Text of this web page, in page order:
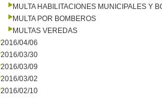
MULTA HABILITACIONES MUNICIPALES Y
MULTA POR BOMBEROS
MULTAS VEREDAS
2016/04/06
2016/03/30
2016/03/09
2016/03/02
2016/02/10